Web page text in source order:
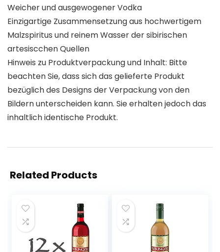
Weicher und ausgewogener Vodka
Einzigartige Zusammensetzung aus hochwertigem
Malzspiritus und reinem Wasser der sibirischen
artesiscchen Quellen
Hinweis zu Produktverpackung und Inhalt: Bitte
beachten Sie, dass sich das gelieferte Produkt
bezüglich des Designs der Verpackung von den
Bildern unterscheiden kann. Sie erhalten jedoch das
inhaltlich identische Produkt.
Related Products